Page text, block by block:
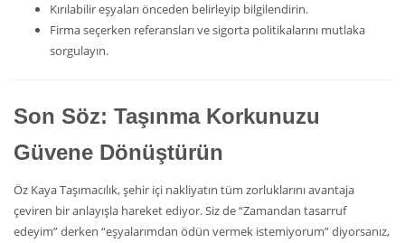
Kırılabilir eşyaları önceden belirleyip bilgilendirin.
Firma seçerken referansları ve sigorta politikalarını mutlaka
sorgulayın.
Son Söz: Taşınma Korkunuzu
Güvene Dönüştürün
Öz Kaya Taşımacılık, şehir içi nakliyatın tüm zorluklarını avantaja
çeviren bir anlayışla hareket ediyor. Siz de “Zamandan tasarruf
edeyim” derken “eşyalarımdan ödün vermek istemiyorum” diyorsanız,